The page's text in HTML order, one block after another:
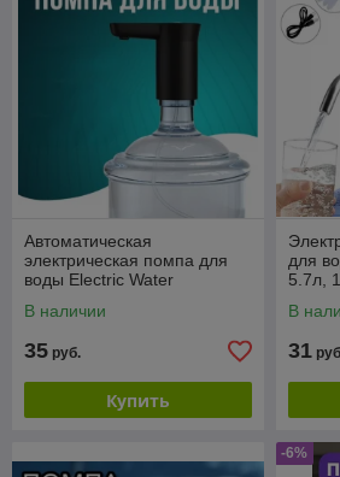
Автоматическая
электрическая помпа для
воды Electric Water
электропомпа
В наличии
35 руб.
Купить
для
5.7л,
В
31
-6%